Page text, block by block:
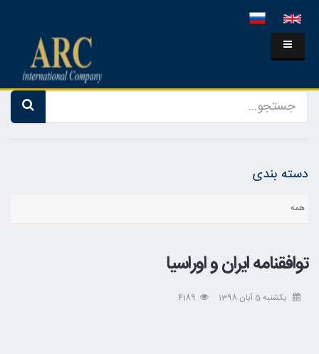
دسته بندی
همه
توافقنامه ایران و اوراسیا
یکشنبه 5 آبان 1398